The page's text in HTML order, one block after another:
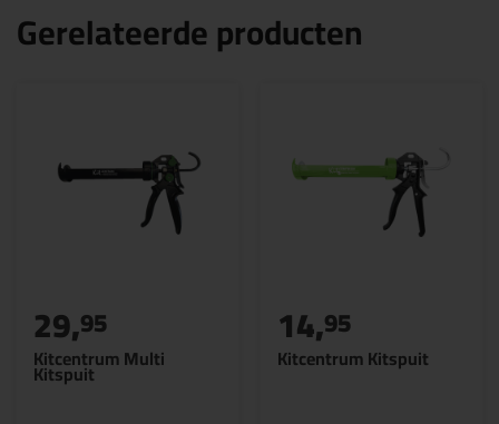
Gerelateerde producten
Kitcentrum Multi
Kitspuit
29,95
Kitcentrum Kitspuit
14,95